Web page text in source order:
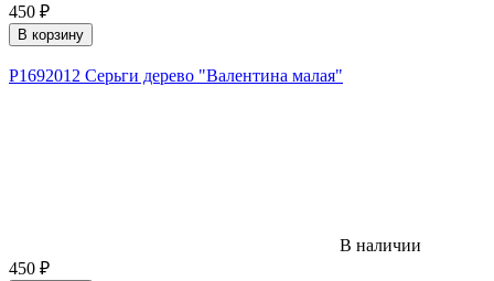
450 ₽
В корзину
Р1692012 Серьги дерево "Валентина малая"
В наличии
450 ₽